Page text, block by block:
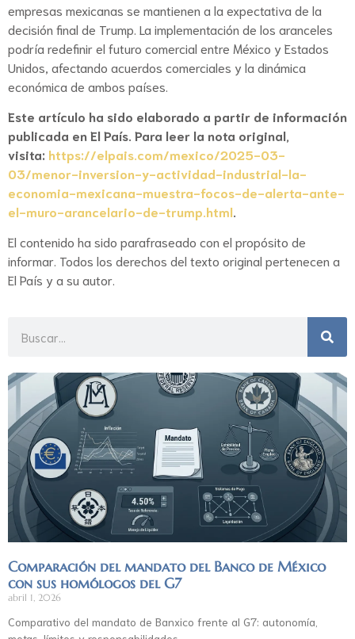
empresas mexicanas se mantienen a la expectativa de la
decisión final de Trump. La implementación de los aranceles
podría redefinir el futuro comercial entre México y Estados
Unidos, afectando acuerdos comerciales y la dinámica
económica de ambos países.
Este artículo ha sido elaborado a partir de información
publicada en El País. Para leer la nota original,
visita: https://elpais.com/mexico/2025-03-
03/menor-inversion-y-actividad-industrial-la-
economia-mexicana-muestra-focos-de-alerta-ante-
el-muro-arancelario-de-trump.html
El contenido ha sido parafraseado con el propósito de
informar. Todos los derechos del texto original pertenecen a
El País y a su autor.
Comparación del mandato del Banco de México
con sus homólogos del G7
abril 1, 2026
Comparativo del mandato de Banxico frente al G7: autonomía,